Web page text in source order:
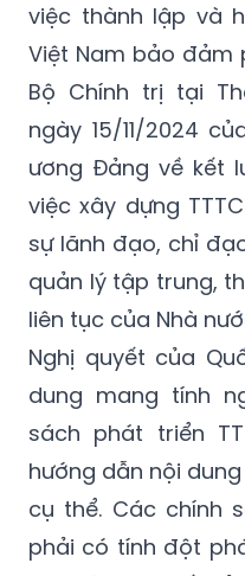
việc thành lập và
Việt Nam bảo đảm
Bộ Chính trị tại
ngày 15/11/2024
ương Đảng về kết
việc xây dựng
sự lãnh đạo, chỉ
quản lý tập trung,
liên tục của Nhà
Nghị quyết của
dung mang tính
sách phát triển
hướng dẫn nội
cụ thể. Các chính
phải có tính đột